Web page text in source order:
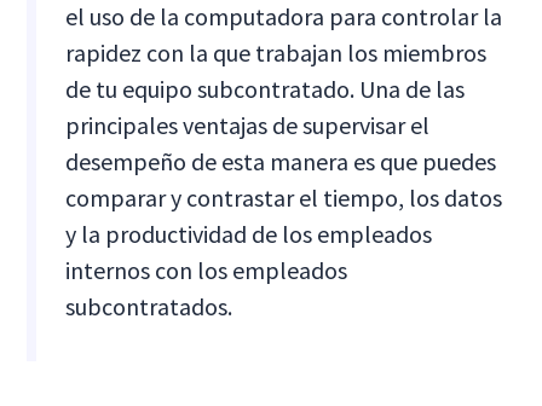
el uso de la computadora para controlar la
rapidez con la que trabajan los miembros
de tu equipo subcontratado. Una de las
principales ventajas de supervisar el
desempeño de esta manera es que puedes
comparar y contrastar el tiempo, los datos
y la productividad de los empleados
internos con los empleados
subcontratados.